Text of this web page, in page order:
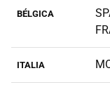
BÉLGICA
ITALIA